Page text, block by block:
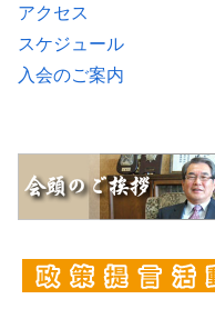
アクセス
スケジュール
入会のご案内